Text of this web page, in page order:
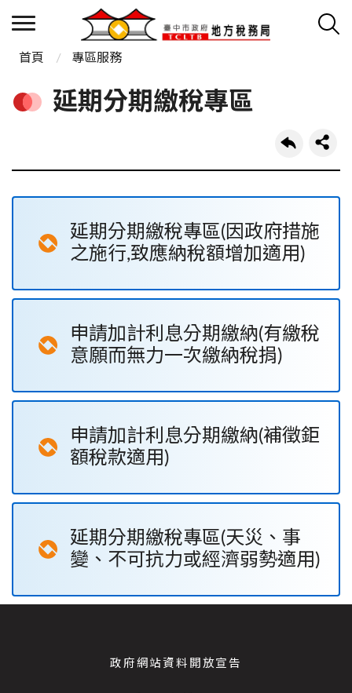
首頁 專區服務
延期分期繳稅專區
延期分期繳稅專區(因政府措施
之施行,致應納稅額增加適用)
申請加計利息分期繳納(有繳稅
意願而無力一次繳納稅捐)
申請加計利息分期繳納(補徵鉅
額稅款適用)
延期分期繳稅專區(天災、事
變、不可抗力或經濟弱勢適用)
政府網站資料開放宣告